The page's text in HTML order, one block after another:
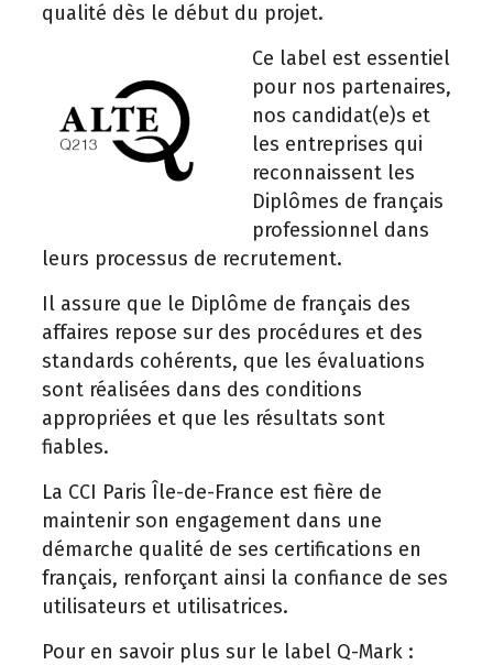
qualité dès le début du projet.
Ce label est essentiel
pour nos partenaires,
nos candidat(e)s et
les entreprises qui
reconnaissent les
Diplômes de français
professionnel dans
leurs processus de recrutement.
Il assure que le Diplôme de français des
affaires repose sur des procédures et des
standards cohérents, que les évaluations
sont réalisées dans des conditions
appropriées et que les résultats sont
fiables.
La CCI Paris Île-de-France est fière de
maintenir son engagement dans une
démarche qualité de ses certifications en
français, renforçant ainsi la confiance de ses
utilisateurs et utilisatrices.
Pour en savoir plus sur le label Q-Mark :